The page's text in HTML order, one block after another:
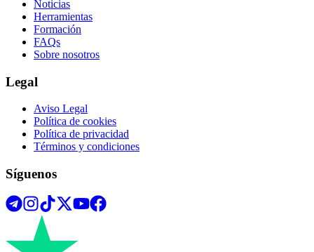
Noticias
Herramientas
Formación
FAQs
Sobre nosotros
Legal
Aviso Legal
Política de cookies
Política de privacidad
Términos y condiciones
Síguenos